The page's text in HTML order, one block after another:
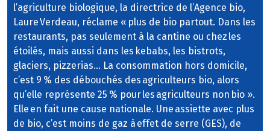
l’agriculture biologique, la directrice de l’Agence bio,
Laure Verdeau, réclame « plus de bio partout. Dans les
restaurants, pas seulement à la cantine ou chez les
étoilés, mais aussi dans les kebabs, les bistrots,
glaciers, pizzerias… La consommation hors domicile,
c’est 9 % des débouchés des agriculteurs bio, alors
qu’elle représente 25 % pour les agriculteurs non bio ».
Elle en fait une cause nationale. Une assiette avec plus
de bio, c’est moins de gaz à effet de serre (GES), de